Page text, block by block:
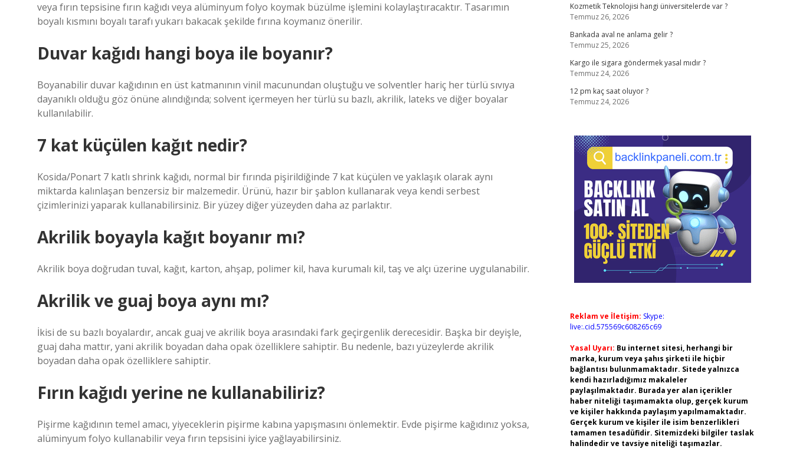
veya fırın tepsisine fırın kağıdı veya alüminyum folyo koymak büzülme işlemini kolaylaştıracaktır. Tasarımın
boyalı kısmını boyalı tarafı yukarı bakacak şekilde fırına koymanız önerilir.
Duvar kağıdı hangi boya ile boyanır?
Boyanabilir duvar kağıdının en üst katmanının vinil macunundan oluştuğu ve solventler hariç her türlü sıvıya
dayanıklı olduğu göz önüne alındığında; solvent içermeyen her türlü su bazlı, akrilik, lateks ve diğer boyalar
kullanılabilir.
7 kat küçülen kağıt nedir?
Kosida/Ponart 7 katlı shrink kağıdı, normal bir fırında pişirildiğinde 7 kat küçülen ve yaklaşık olarak aynı
miktarda kalınlaşan benzersiz bir malzemedir. Ürünü, hazır bir şablon kullanarak veya kendi serbest
çizimlerinizi yaparak kullanabilirsiniz. Bir yüzey diğer yüzeyden daha az parlaktır.
Akrilik boyayla kağıt boyanır mı?
Akrilik boya doğrudan tuval, kağıt, karton, ahşap, polimer kil, hava kurumalı kil, taş ve alçı üzerine uygulanabilir.
Akrilik ve guaj boya aynı mı?
İkisi de su bazlı boyalardır, ancak guaj ve akrilik boya arasındaki fark geçirgenlik derecesidir. Başka bir deyişle,
guaj daha mattır, yani akrilik boyadan daha opak özelliklere sahiptir. Bu nedenle, bazı yüzeylerde akrilik
boyadan daha opak özelliklere sahiptir.
Fırın kağıdı yerine ne kullanabiliriz?
Pişirme kağıdının temel amacı, yiyeceklerin pişirme kabına yapışmasını önlemektir. Evde pişirme kağıdınız yoksa,
alüminyum folyo kullanabilir veya fırın tepsisini iyice yağlayabilirsiniz.
Kozmetik Teknolojisi hangi üniversitelerde var ?
Temmuz 26, 2026
Bankada aval ne anlama gelir ?
Temmuz 25, 2026
Kargo ile sigara göndermek yasal mıdır ?
Temmuz 24, 2026
12 pm kaç saat oluyor ?
Temmuz 24, 2026
Reklam ve İletişim: Skype:
live:.cid.575569c608265c69
Yasal Uyarı: Bu internet sitesi, herhangi bir
marka, kurum veya şahıs şirketi ile hiçbir
bağlantısı bulunmamaktadır. Sitede yalnızca
kendi hazırladığımız makaleler
paylaşılmaktadır. Burada yer alan içerikler
haber niteliği taşımamakta olup, gerçek kurum
ve kişiler hakkında paylaşım yapılmamaktadır.
Gerçek kurum ve kişiler ile isim benzerlikleri
tamamen tesadüfidir. Sitemizdeki bilgiler taslak
halindedir ve tavsiye niteliği taşımazlar.